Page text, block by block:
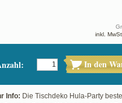
inkl.
In den
Info: Die Tischdeko Hula-Party